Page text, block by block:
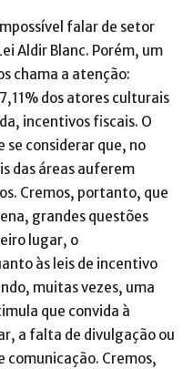
falar de setor
Aldir Blanc. Porém, um
chama a atenção:
dos atores culturais
incentivos fiscais. O
se considerar que, no
das áreas auferem
Cremos, portanto, que
grandes questões
lugar, o
às leis de incentivo
muitas vezes, uma
que convida à
a falta de divulgação ou
comunicação. Cremos,